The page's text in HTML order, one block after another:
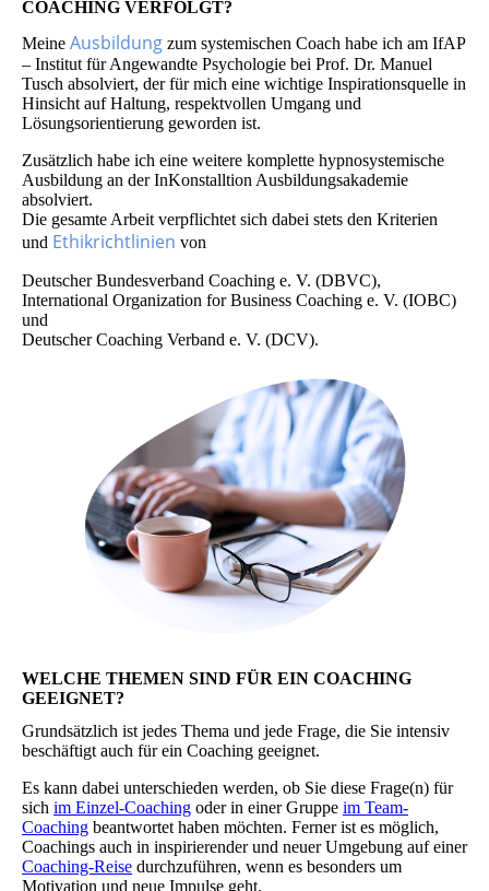
COACHING VERFOLGT?
Meine Ausbildung zum systemischen Coach habe ich am IfAP
– Institut für Angewandte Psychologie bei Prof. Dr. Manuel
Tusch absolviert, der für mich eine wichtige Inspirationsquelle in
Hinsicht auf Haltung, respektvollen Umgang und
Lösungsorientierung geworden ist.
Zusätzlich habe ich eine weitere komplette hypnosystemische
Ausbildung an der InKonstalltion Ausbildungsakademie
absolviert.
Die gesamte Arbeit verpflichtet sich dabei stets den Kriterien
und Ethikrichtlinien von
Deutscher Bundesverband Coaching e. V. (DBVC),
International Organization for Business Coaching e. V. (IOBC)
und
Deutscher Coaching Verband e. V. (DCV).
WELCHE THEMEN SIND FÜR EIN COACHING
GEEIGNET?
Grundsätzlich ist jedes Thema und jede Frage, die Sie intensiv
beschäftigt auch für ein Coaching geeignet.
Es kann dabei unterschieden werden, ob Sie diese Frage(n) für
sich im Einzel-Coaching oder in einer Gruppe im Team-
Coaching beantwortet haben möchten. Ferner ist es möglich,
Coachings auch in inspirierender und neuer Umgebung auf einer
Coaching-Reise durchzuführen, wenn es besonders um
Motivation und neue Impulse geht.